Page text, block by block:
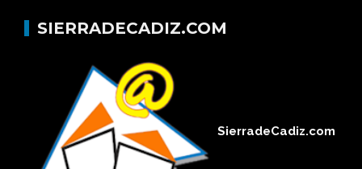
SIERRADECADIZ.COM
SierradeCadiz.com